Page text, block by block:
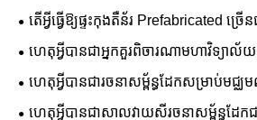
តើអ្វីធ្វើឱ្យផ្ទះកុងតឺន័រ Prefabricated ច្រ
ពាណិជ្ជកម្ម និងលំនៅដ្ឋាន?
ហេតុអ្វីបានជាអ្នកគួរពិចារណាមហាវិទ្យាល័
អប់រំរបស់អ្នក។
ហេតុអ្វីបានជារចនាសម្ព័ន្ធដែកសម្រាប់មជ្
ដំណោះស្រាយដ៏ល្អបំផុតសម្រាប់ការសាងសង់កី
ហេតុអ្វីបានជាសាលវាយសីរចនាសម្ព័ន្ធដែក